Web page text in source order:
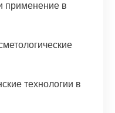
применение в
технологии в